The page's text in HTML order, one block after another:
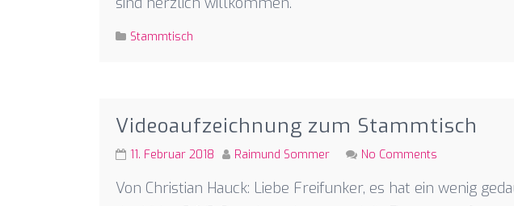
Stammtisch
Videoaufzeichnung zum Stammtisch
11. Februar 2018 Raimund Sommer No Comments
Von Christian Hauck: Liebe Freifunker, es hat ein wenig